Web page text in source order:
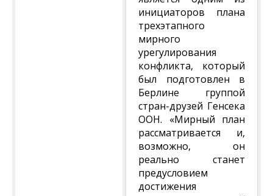
инициаторов плана
трехэтапного
мирного
урегулирования
конфликта, который
был подготовлен в
Берлине группой
стран-друзей Генсека
ООН. «Мирный план
рассматривается и,
возможно, он
реально станет
предусловием
достижения